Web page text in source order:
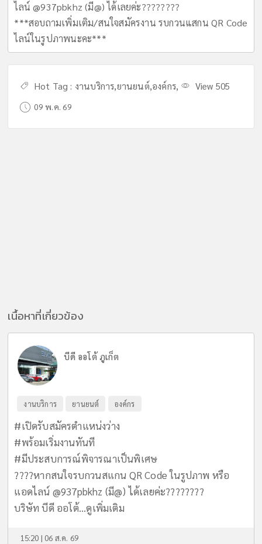
ไลน์ @937pbkhz (มี@) ได้เลยค่ะ????????
***สอบถามเพิ่มเติม/สนใจสมัครงาน รบกวนแสกน QR Code
ไลน์ในรูปภาพนะคะ***
Hot Tag : งานบริการ,ยานยนต์,องค์กร, View 505
09 พ.ค. 69
เนื้อหาที่เกี่ยวข้อง
บีดี ออโต้ ภูเก็ต
งานบริการ ยานยนต์ องค์กร
#เปิดรับสมัครตำแหน่งว่าง
#พร้อมเริ่มงานทันที
#มีประสบการณ์พิจารณาเป็นพิเศษ
????หากสนใจรบกวนสแกน QR Code ในรูปภาพ หรือ
แอดไลน์ @937pbkhz (มี@) ได้เลยค่ะ????????
บริษัท บีดี ออโต้...ดูเพิ่มเติม
15:20 | 06 ส.ค. 69